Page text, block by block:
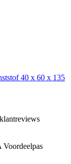
40 x 60 x 135